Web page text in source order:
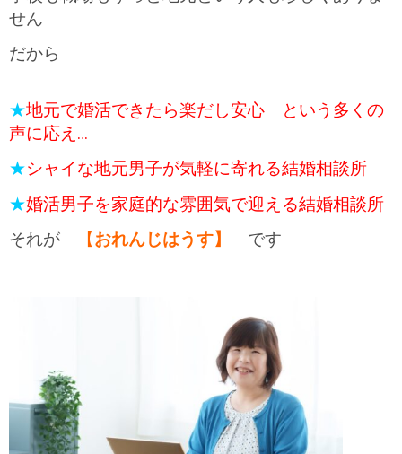
せん
だから
★地元で婚活できたら楽だし安心 という多くの
声に応え…
★シャイな地元男子が気軽に寄れる結婚相談所
★婚活男子を家庭的な雰囲気で迎える結婚相談所
それが 【おれんじはうす】 です